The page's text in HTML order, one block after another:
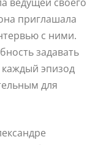
приглашала
с ними.
задавать
эпизод
для